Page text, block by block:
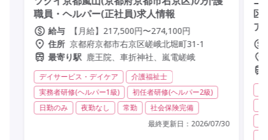
職員・ヘルパー(正社員)求人情報
給与
【月給】217,500円〜274,100円
住所 京都府京都市右京区嵯峨北堀町31-1
最寄り駅 鹿王院、車折神社、嵐電嵯峨
デイサービス・デイケア
介護福祉士
実務者研修(ヘルパー1級)
初任者研修(ヘルパー2級)
日勤のみ
夜勤なし 常勤
社会保険完備
最終更新日： 2026/07/30
区
ア